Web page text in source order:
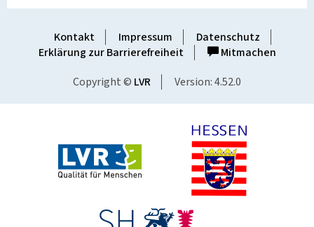
Kontakt Impressum
Datenschutz
Erklärung zur Barrierefreiheit
Mitmachen
Copyright © LVR Version: 4.52.0